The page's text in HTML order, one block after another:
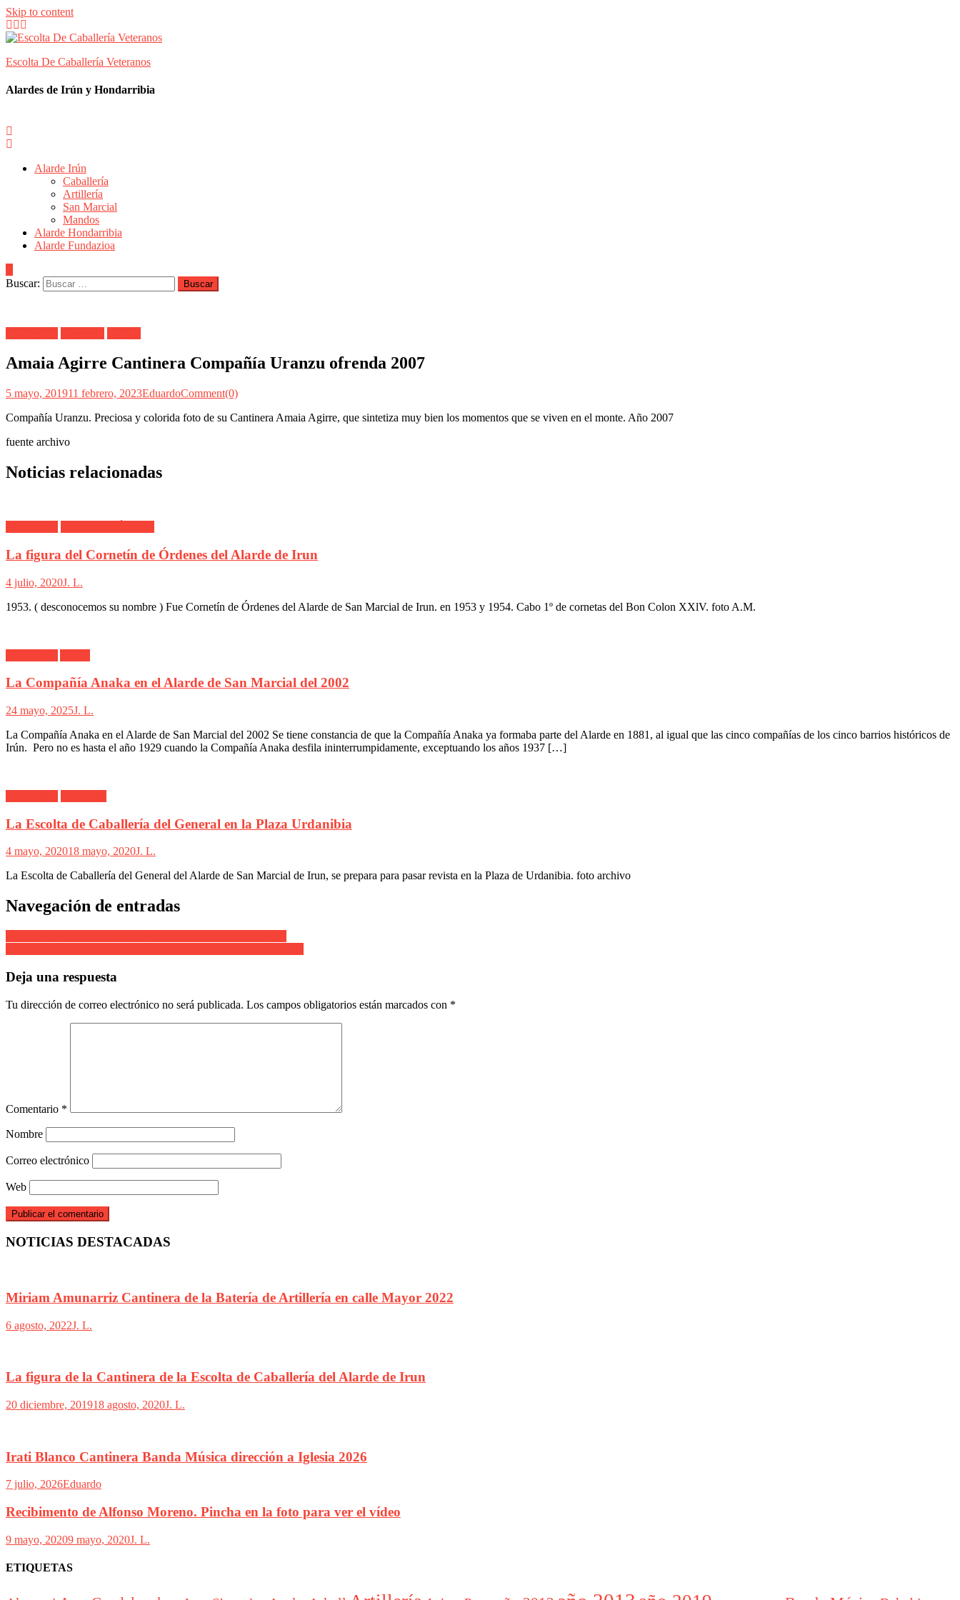
Skip to content
Escolta De Caballería Veteranos
Alardes de Irún y Hondarribia
Alarde Irún
Caballería
Artillería
San Marcial
Mandos
Alarde Hondarribia
Alarde Fundazioa
Buscar:
Amaia Agirre Cantinera Compañía Uranzu ofrenda 2007
5 mayo, 201911 febrero, 2023EduardoComment(0)
Compañía Uranzu. Preciosa y colorida foto de su Cantinera Amaia Agirre, que sintetiza muy bien los momentos que se viven en el monte. Año 2007
fuente archivo
Noticias relacionadas
La figura del Cornetín de Órdenes del Alarde de Irun
4 julio, 2020J. L.
1953. ( desconocemos su nombre ) Fue Cornetín de Órdenes del Alarde de San Marcial de Irun. en 1953 y 1954. Cabo 1º de cornetas del Bon Colon XXlV. foto A.M.
La Compañía Anaka en el Alarde de San Marcial del 2002
24 mayo, 2025J. L.
La Compañía Anaka en el Alarde de San Marcial del 2002 Se tiene constancia de que la Compañía Anaka ya formaba parte del Alarde en 1881, al igual que las cinco compañías de los cinco barrios históricos de
Irún. Pero no es hasta el año 1929 cuando la Compañía Anaka desfila ininterrumpidamente, exceptuando los años 1937 […]
La Escolta de Caballería del General en la Plaza Urdanibia
4 mayo, 202018 mayo, 2020J. L.
La Escolta de Caballería del General del Alarde de San Marcial de Irun, se prepara para pasar revista en la Plaza de Urdanibia. foto archivo
Navegación de entradas
Deja una respuesta
Tu dirección de correo electrónico no será publicada. Los campos obligatorios están marcados con *
Comentario *
Nombre
Correo electrónico
Web
NOTICIAS DESTACADAS
Miriam Amunarriz Cantinera de la Batería de Artillería en calle Mayor 2022
6 agosto, 2022J. L.
La figura de la Cantinera de la Escolta de Caballería del Alarde de Irun
20 diciembre, 201918 agosto, 2020J. L.
Irati Blanco Cantinera Banda Música dirección a Iglesia 2026
7 julio, 2026Eduardo
Recibimento de Alfonso Moreno. Pincha en la foto para ver el vídeo
9 mayo, 20209 mayo, 2020J. L.
ETIQUETAS